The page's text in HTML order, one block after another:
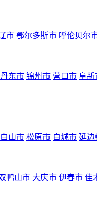
市 鄂尔多斯市 呼伦贝尔
丹东市 锦州市 营口市 阜新
白山市 松原市 白城市 延边
鸭山市 大庆市 伊春市 佳